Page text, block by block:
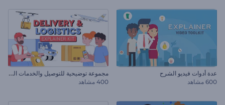
عدة أدوات فيديو الشرح
600 مشاهد
م
جموعة توضيحية للتوصيل والخدمات اللوجستية
400 مشاهد